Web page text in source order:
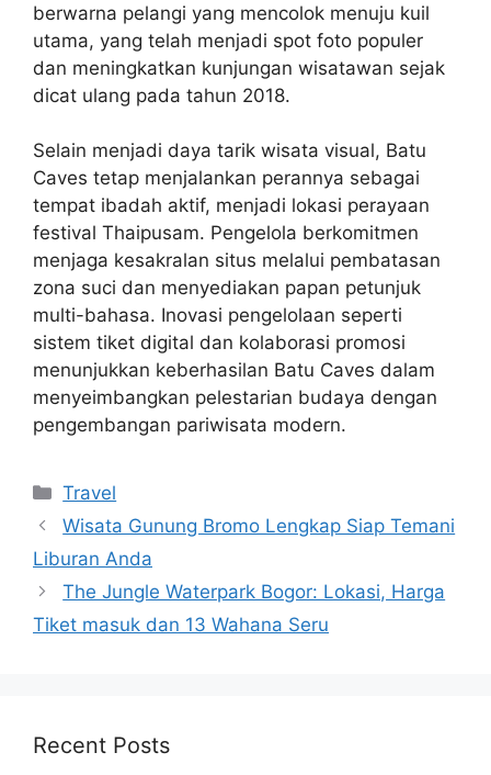
berwarna pelangi yang mencolok menuju kuil
utama, yang telah menjadi spot foto populer
dan meningkatkan kunjungan wisatawan sejak
dicat ulang pada tahun 2018.
Selain menjadi daya tarik wisata visual, Batu
Caves tetap menjalankan perannya sebagai
tempat ibadah aktif, menjadi lokasi perayaan
festival Thaipusam. Pengelola berkomitmen
menjaga kesakralan situs melalui pembatasan
zona suci dan menyediakan papan petunjuk
multi-bahasa. Inovasi pengelolaan seperti
sistem tiket digital dan kolaborasi promosi
menunjukkan keberhasilan Batu Caves dalam
menyeimbangkan pelestarian budaya dengan
pengembangan pariwisata modern.
Categories
Travel
Wisata Gunung Bromo Lengkap Siap Temani
Liburan Anda
The Jungle Waterpark Bogor: Lokasi, Harga
Tiket masuk dan 13 Wahana Seru
Recent Posts